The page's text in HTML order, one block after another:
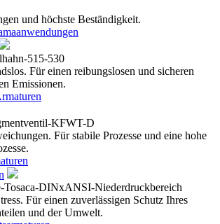
und höchste Beständigkeit.
Für einen reibungslosen und sicheren
Emissionen.
Für stabile Prozesse und eine hohe
Für einen zuverlässigen Schutz Ihres
und der Umwelt.